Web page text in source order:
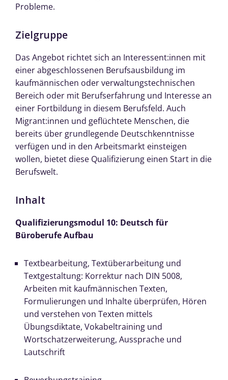
Probleme.
Zielgruppe
Das Angebot richtet sich an Interessent:innen mit
einer abgeschlossenen Berufsausbildung im
kaufmännischen oder verwaltungstechnischen
Bereich oder mit Berufserfahrung und Interesse an
einer Fortbildung in diesem Berufsfeld. Auch
Migrant:innen und geflüchtete Menschen, die
bereits über grundlegende Deutschkenntnisse
verfügen und in den Arbeitsmarkt einsteigen
wollen, bietet diese Qualifizierung einen Start in die
Berufswelt.
Inhalt
Qualifizierungsmodul 10: Deutsch für
Büroberufe Aufbau
Textbearbeitung, Textüberarbeitung und
Textgestaltung: Korrektur nach DIN 5008,
Arbeiten mit kaufmännischen Texten,
Formulierungen und Inhalte überprüfen, Hören
und verstehen von Texten mittels
Übungsdiktate, Vokabeltraining und
Wortschatzerweiterung, Aussprache und
Lautschrift